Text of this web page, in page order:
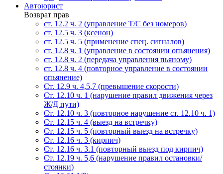
Автоюрист
Возврат прав
ст. 12.2 ч. 2 (управление Т/С без номеров)
ст. 12.5 ч. 3 (ксенон)
ст. 12.5 ч. 5 (применение спец. сигналов)
cт. 12.8 ч. 1 (управление в состоянии опьянения)
ст. 12.8 ч. 2 (передача управления пьяному)
ст. 12.8 ч. 4 (повторное управление в состоянии
опьянение)
Ст. 12.9 ч. 4,5,7 (превышение скорости)
Ст. 12.10 ч. 1 (нарушение правил движения через
Ж/Д пути)
Ст. 12.10 ч. 3 (повторное нарушение ст. 12.10 ч. 1)
Ст. 12.15 ч. 4 (выезд на встречку)
Ст. 12.15 ч. 5 (повторный выезд на встречку)
Ст. 12.16 ч. 3 (кирпич)
Ст. 12.16 ч. 3.1 (повторный выезд под кирпич)
Ст. 12.19 ч. 5,6 (нарушение правил остановки/
стоянки)